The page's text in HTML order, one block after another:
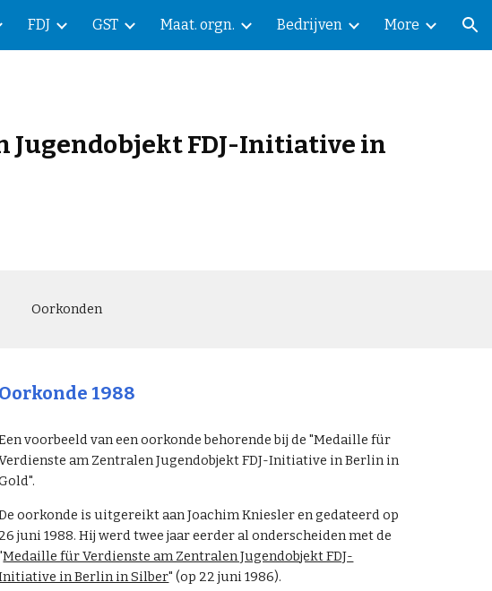
to navigation
FDJ GST Maat. orgn. Bedrijven More
Jugendobjekt FDJ-Initiative in
Oorkonden
Oorkonde 1988
voorbeeld van een oorkonde behorende bij de "Medaille für
am Zentralen Jugendobjekt FDJ-Initiative in Berlin in
oorkonde is uitgereikt aan Joachim Kniesler en gedateerdop
26 juni 1988. Hij werd twee jaar eerder al onderscheiden met de
Medaille für Verdienste am Zentralen Jugendobjekt FDJ-
in Berlin in Silber" (op 22 juni 1986).